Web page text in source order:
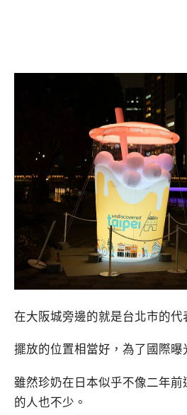
在大阪城旁邊的就是台北市的代
擺放的位置相當好，為了國際曝
雖然珍奶在日本似乎不像二年
的人也不少。